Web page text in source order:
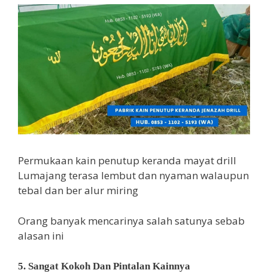
Permukaan kain penutup keranda mayat drill
Lumajang terasa lembut dan nyaman walaupun
tebal dan ber alur miring
Orang banyak mencarinya salah satunya sebab
alasan ini
5. Sangat Kokoh Dan Pintalan Kainnya